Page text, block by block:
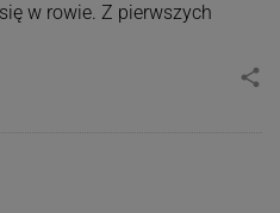
w rowie. Z pierwszych
share